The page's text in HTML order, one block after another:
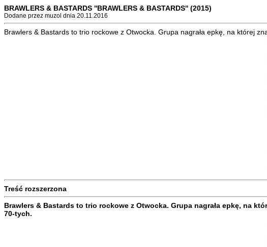
BRAWLERS & BASTARDS ''BRAWLERS & BASTARDS'' (2015)
Dodane przez muzol dnia 20.11.2016
Brawlers & Bastards to trio rockowe z Otwocka. Grupa nagrała epkę, na której
Treść rozszerzona
Brawlers & Bastards to trio rockowe z Otwocka. Grupa nagrała epkę, na
70-tych.